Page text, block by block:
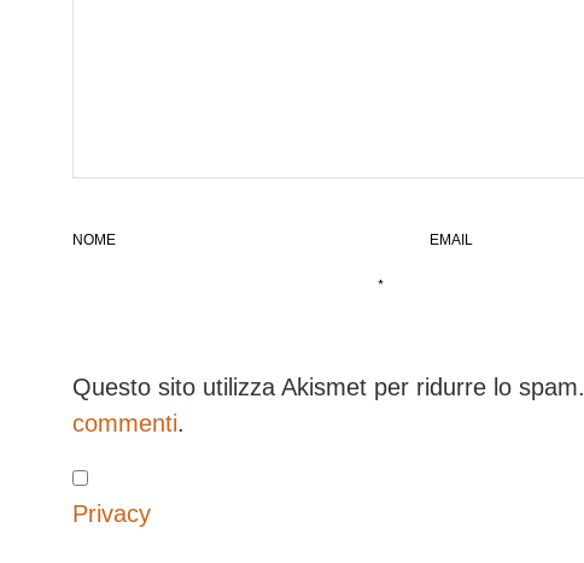
NOME
*
EMAIL
Questo sito utilizza Akismet per ridurre lo spam.
commenti.
Privacy